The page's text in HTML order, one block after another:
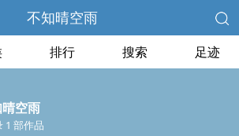
不知晴空雨
排行 搜索 足迹
空雨
1 部作品